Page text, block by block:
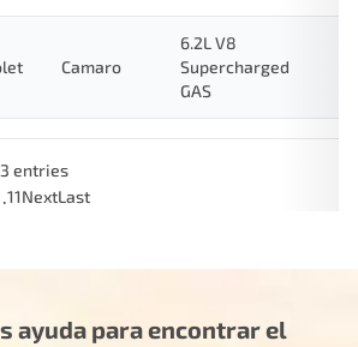
Camaro
6.2L V8
Supercharged
GAS
entries
11NextLast
ayuda para encontrar el